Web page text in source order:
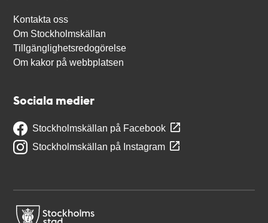
Kontakta oss
Om Stockholmskällan
Tillgänglighetsredogörelse
Om kakor på webbplatsen
Sociala medier
Stockholmskällan på Facebook
Stockholmskällan på Instagram